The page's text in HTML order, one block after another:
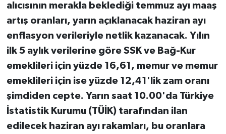
alıcısının merakla beklediği temmuz ayı maaş
artış oranları, yarın açıklanacak haziran ayı
enflasyon verileriyle netlik kazanacak. Yılın
ilk 5 aylık verilerine göre SSK ve Bağ-Kur
emeklileri için yüzde 16,61, memur ve memur
emeklileri için ise yüzde 12,41'lik zam oranı
şimdiden cepte. Yarın saat 10.00'da Türkiye
İstatistik Kurumu (TÜİK) tarafından ilan
edilecek haziran ayı rakamları, bu oranlara